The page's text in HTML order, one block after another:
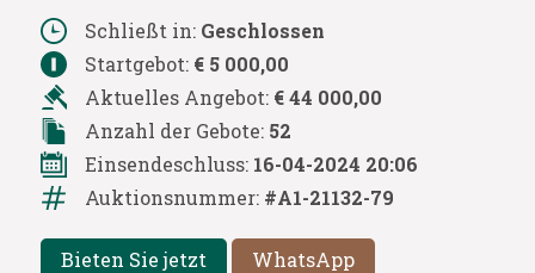
Schließt in: Geschlossen
Startgebot: € 5 000,00
Aktuelles Angebot: € 44 000,00
Anzahl der Gebote: 52
Einsendeschluss: 16-04-2024 20:06
Auktionsnummer: #A1-21132-79
Bieten Sie jetzt WhatsApp